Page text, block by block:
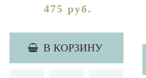
475 руб.
В КОРЗИНУ